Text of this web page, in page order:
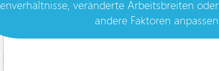
veränderte Arbeitsbreiten oder
andere Faktoren anpassen